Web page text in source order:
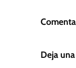
Deja